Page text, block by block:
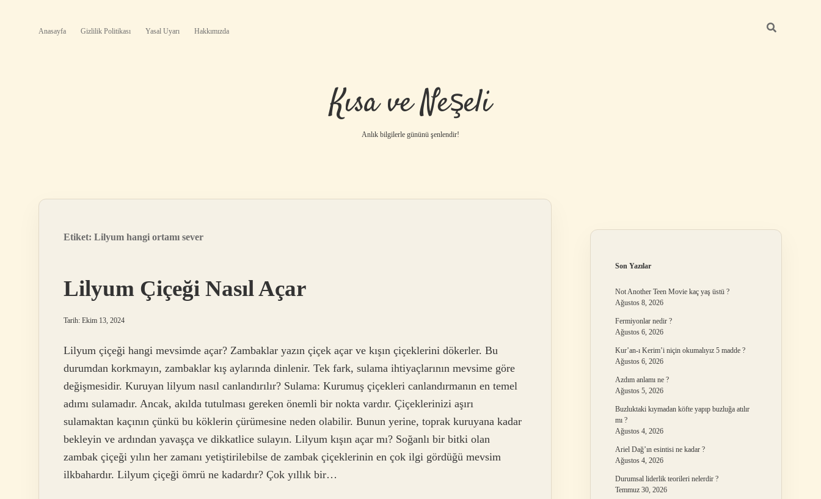
Anasayfa Gizlilik Politikası Yasal Uyarı Hakkımızda
Kısa ve Neşeli
Anlık bilgilerle gününü şenlendir!
Etiket: Lilyum hangi ortamı sever
Lilyum Çiçeği Nasıl Açar
Tarih: Ekim 13, 2024
Lilyum çiçeği hangi mevsimde açar? Zambaklar yazın çiçek açar ve kışın çiçeklerini dökerler. Bu
durumdan korkmayın, zambaklar kış aylarında dinlenir. Tek fark, sulama ihtiyaçlarının mevsime göre
değişmesidir. Kuruyan lilyum nasıl canlandırılır? Sulama: Kurumuş çiçekleri canlandırmanın en temel
adımı sulamadır. Ancak, akılda tutulması gereken önemli bir nokta vardır. Çiçeklerinizi aşırı
sulamaktan kaçının çünkü bu köklerin çürümesine neden olabilir. Bunun yerine, toprak kuruyana kadar
bekleyin ve ardından yavaşça ve dikkatlice sulayın. Lilyum kışın açar mı? Soğanlı bir bitki olan
zambak çiçeği yılın her zamanı yetiştirilebilse de zambak çiçeklerinin en çok ilgi gördüğü mevsim
ilkbahardır. Lilyum çiçeği ömrü ne kadardır? Çok yıllık bir…
Son Yazılar
Not Another Teen Movie kaç yaş üstü ?
Ağustos 8, 2026
Fermiyonlar nedir ?
Ağustos 6, 2026
Kur’an-ı Kerim’i niçin okumalıyız 5 madde ?
Ağustos 6, 2026
Azdım anlamı ne ?
Ağustos 5, 2026
Buzluktaki kıymadan köfte yapıp buzluğa atılır
mı ?
Ağustos 4, 2026
Ariel Dağ’ın esintisi ne kadar ?
Ağustos 4, 2026
Durumsal liderlik teorileri nelerdir ?
Temmuz 30, 2026